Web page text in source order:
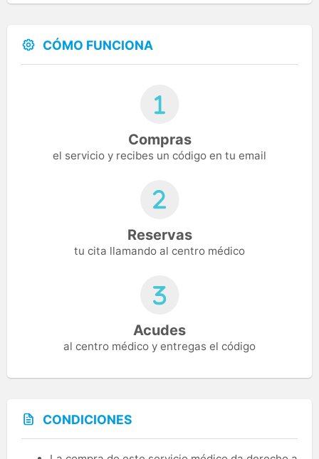
CÓMO FUNCIONA
Compras
el servicio y recibes un código en tu email
Reservas
tu cita llamando al centro médico
Acudes
al centro médico y entregas el código
CONDICIONES